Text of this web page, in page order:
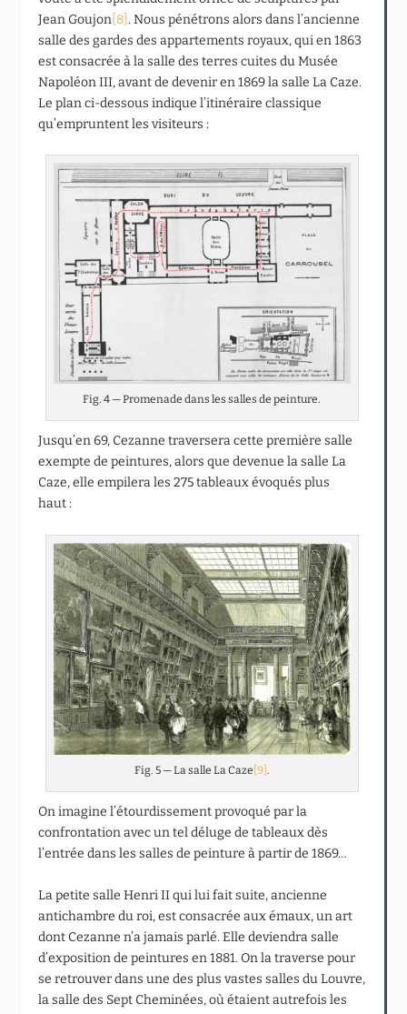
Jean Goujon [8]. Nous pénétrons alors dans l’ancienne
salle des gardes des appartements royaux, qui en 1863
est consacrée à la salle des terres cuites du Musée
Napoléon III, avant de devenir en 1869 la salle La Caze.
Le plan ci-dessous indique l’itinéraire classique
qu’empruntent les visiteurs :
Fig. 4 — Promenade dans les salles de peinture.
Jusqu’en 69, Cezanne traversera cette première salle
exempte de peintures, alors que devenue la salle La
Caze, elle empilera les 275 tableaux évoqués plus
haut :
Fig. 5 — La salle La Caze [9] .
On imagine l’étourdissement provoqué par la
confrontation avec un tel déluge de tableaux dès
l’entrée dans les salles de peinture à partir de 1869…
La petite salle Henri II qui lui fait suite, ancienne
antichambre du roi, est consacrée aux émaux, un art
dont Cezanne n’a jamais parlé. Elle deviendra salle
d’exposition de peintures en 1881. On la traverse pour
se retrouver dans une des plus vastes salles du Louvre,
la salle des Sept Cheminées, où étaient autrefois les